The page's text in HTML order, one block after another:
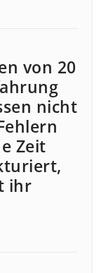
von 20
nicht
Zeit
ihr